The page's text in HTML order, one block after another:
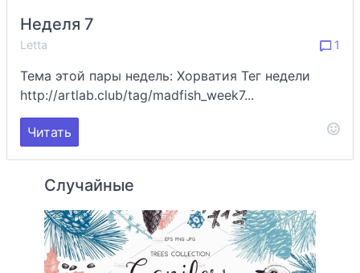
Неделя 7
Letta 1
Тема этой пары недель: Хорватия Тег недели
http://artlab.club/tag/madfish_week7...
Читать
Случайные